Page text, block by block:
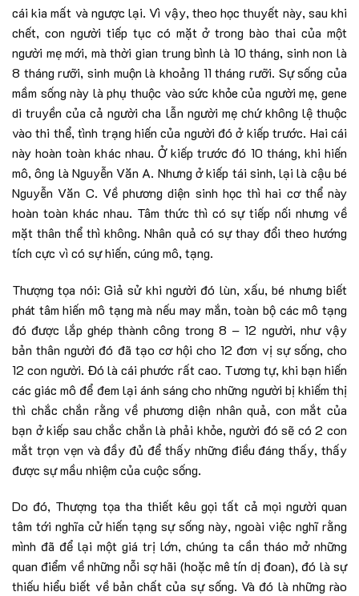
cái kia mất và ngược lại. Vì vậy, theo học thuyết này, sau khi
chết, con người tiếp tục có mặt ở trong bào thai của một
người mẹ mới, mà thời gian trung bình là 10 tháng, sinh non là
8 tháng rưỡi, sinh muộn là khoảng 11 tháng rưỡi. Sự sống của
mầm sống này là phụ thuộc vào sức khỏe của người mẹ, gene
di truyền của cả người cha lẫn người mẹ chứ không lệ thuộc
vào thi thể, tình trạng hiến của người đó ở kiếp trước. Hai cái
này hoàn toàn khác nhau. Ở kiếp trước đó 10 tháng, khi hiến
mô, ông là Nguyễn Văn A. Nhưng ở kiếp tái sinh, lại là cậu bé
Nguyễn Văn C. Về phương diện sinh học thì hai cơ thể này
hoàn toàn khác nhau. Tâm thức thì có sự tiếp nối nhưng về
mặt thân thể thì không. Nhân quả có sự thay đổi theo hướng
tích cực vì có sự hiến, cúng mô, tạng.
Thượng tọa nói: Giả sử khi người đó lùn, xấu, bé nhưng biết
phát tâm hiến mô tạng mà nếu may mắn, toàn bộ các mô tạng
đó được lắp ghép thành công trong 8 – 12 người, như vậy
bản thân người đó đã tạo cơ hội cho 12 đơn vị sự sống, cho
12 con người. Đó là cái phước rất cao. Tương tự, khi bạn hiến
các giác mô để đem lại ánh sáng cho những người bị khiếm thị
thì chắc chắn rằng về phương diện nhân quả, con mắt của
bạn ở kiếp sau chắc chắn là phải khỏe, người đó sẽ có 2 con
mắt trọn vẹn và đầy đủ để thấy những điều đáng thấy, thấy
được sự mầu nhiệm của cuộc sống.
Do đó, Thượng tọa tha thiết kêu gọi tất cả mọi người quan
tâm tới nghĩa cử hiến tạng sự sống này, ngoài việc nghĩ rằng
mình đã để lại một giá trị lớn, chúng ta cần tháo mở những
quan điểm về những nỗi sợ hãi (hoặc mê tín dị đoan), đó là sự
thiếu hiểu biết về bản chất của sự sống. Và đó là những rào